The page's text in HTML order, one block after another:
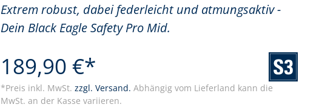
Extrem robust, dabei federleicht und atmungsaktiv -
Dein Black Eagle Safety Pro Mid.
189,90 €*
*Preis inkl. MwSt. zzgl. Versand. Abhängig vom Lieferland kann die
MwSt. an der Kasse variieren.